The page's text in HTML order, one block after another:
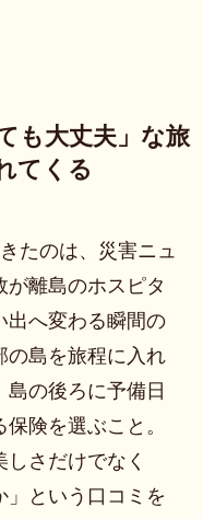
も大丈夫」な旅
てくる
たのは、災害ニュ
離島のホスピタ
出へ変わる瞬間の
の島を旅程に入れ
の後ろに予備日
険を選ぶこと。
さだけでなく
」という口コミを